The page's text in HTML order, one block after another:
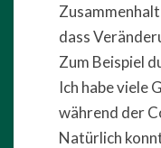
dass
Zum Beispiel
Ich habe viele
während der
Natürlich